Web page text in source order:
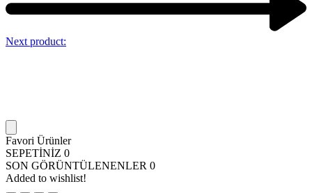
Next product:
Favori Ürünler
SEPETİNİZ 0
SON GÖRÜNTÜLENENLER 0
Added to wishlist!